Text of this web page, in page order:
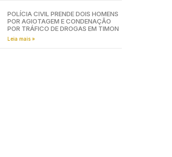
POLÍCIA CIVIL PRENDE DOIS HOMENS
POR AGIOTAGEM E CONDENAÇÃO
POR TRÁFICO DE DROGAS EM TIMON
Leia mais »